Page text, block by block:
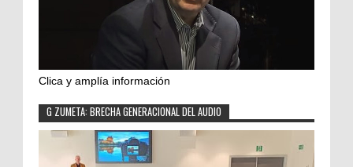
Clica y amplía información
G ZUMETA: BRECHA GENERACIONAL DEL AUDIO